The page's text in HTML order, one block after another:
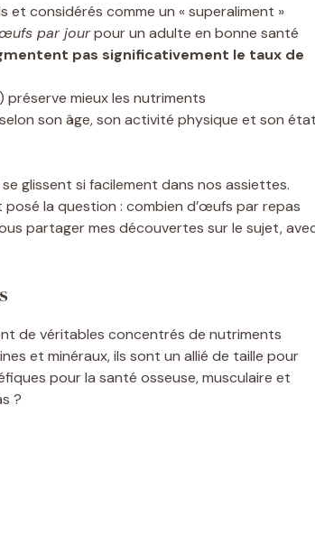
et considérés comme un « superaliment »
par jourpour un adulte en bonne santé
pas significativement le taux de
préserve mieux les nutriments
selon son âge, son activité physique et son état
glissent si facilement dans nos assiettes.
posé la question : combien d’œufs par repas
partager mes découvertes sur le sujet,
de véritables concentrés de nutriments
et minéraux, ils sont un allié de taille pour
pour la santé osseuse, musculaire et
?